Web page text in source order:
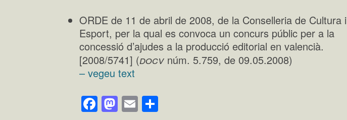
ORDE de 11 de abril de 2008, de la Conselleria de Cultura i
Esport, per la qual es convoca un concurs públic per a la
concessió d’ajudes a la producció editorial en valencià.
[2008/5741] (docv núm. 5.759, de 09.05.2008)
– vegeu text
Facebook
Mastodon
Email